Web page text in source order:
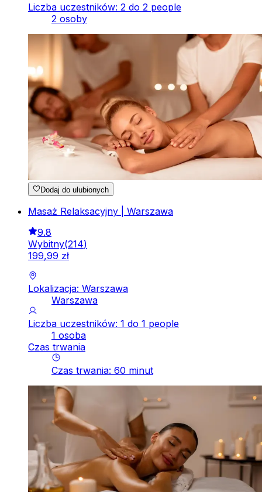
Liczba uczestników: 2 do 2 people
2 osoby
Dodaj do ulubionych
Masaż Relaksacyjny | Warszawa
9.8
Wybitny(214)
199,99 zł
Lokalizacja: Warszawa
Warszawa
Liczba uczestników: 1 do 1 people
1 osoba
Czas trwania
Czas trwania: 60 minut